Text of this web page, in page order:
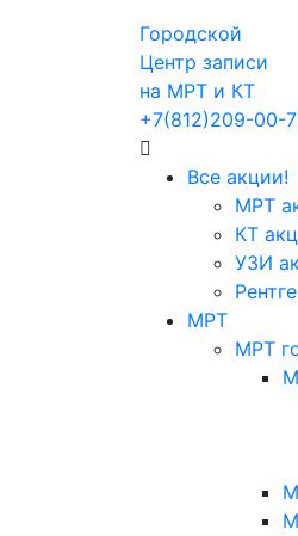
Городской
Центр записи
на МРТ и КТ
+7(812)209-00-
Все акции!
МРТ
КТ
УЗИ
МРТ
МРТ